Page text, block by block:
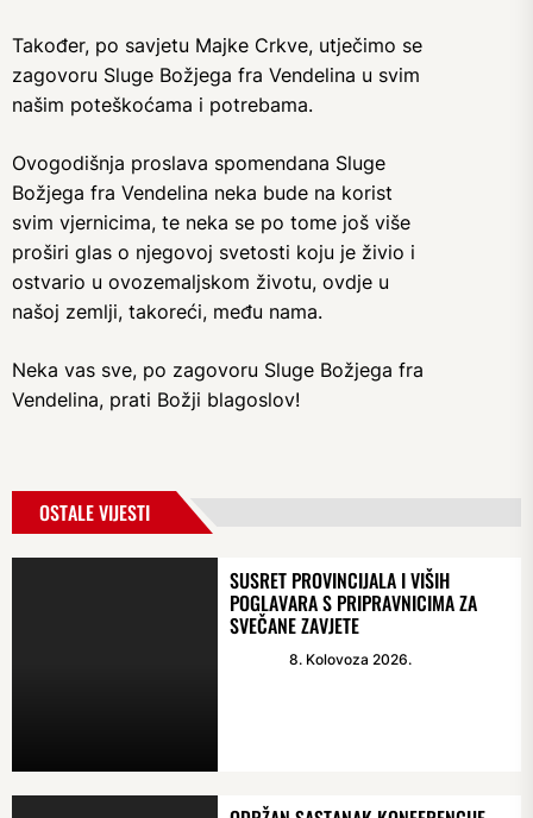
Također, po savjetu Majke Crkve, utječimo se
zagovoru Sluge Božjega fra Vendelina u svim
našim poteškoćama i potrebama.
Ovogodišnja proslava spomendana Sluge
Božjega fra Vendelina neka bude na korist
svim vjernicima, te neka se po tome još više
proširi glas o njegovoj svetosti koju je živio i
ostvario u ovozemaljskom životu, ovdje u
našoj zemlji, takoreći, među nama.
Neka vas sve, po zagovoru Sluge Božjega fra
Vendelina, prati Božji blagoslov!
OSTALE VIJESTI
SUSRET PROVINCIJALA I VIŠIH
POGLAVARA S PRIPRAVNICIMA ZA
SVEČANE ZAVJETE
8. Kolovoza 2026.